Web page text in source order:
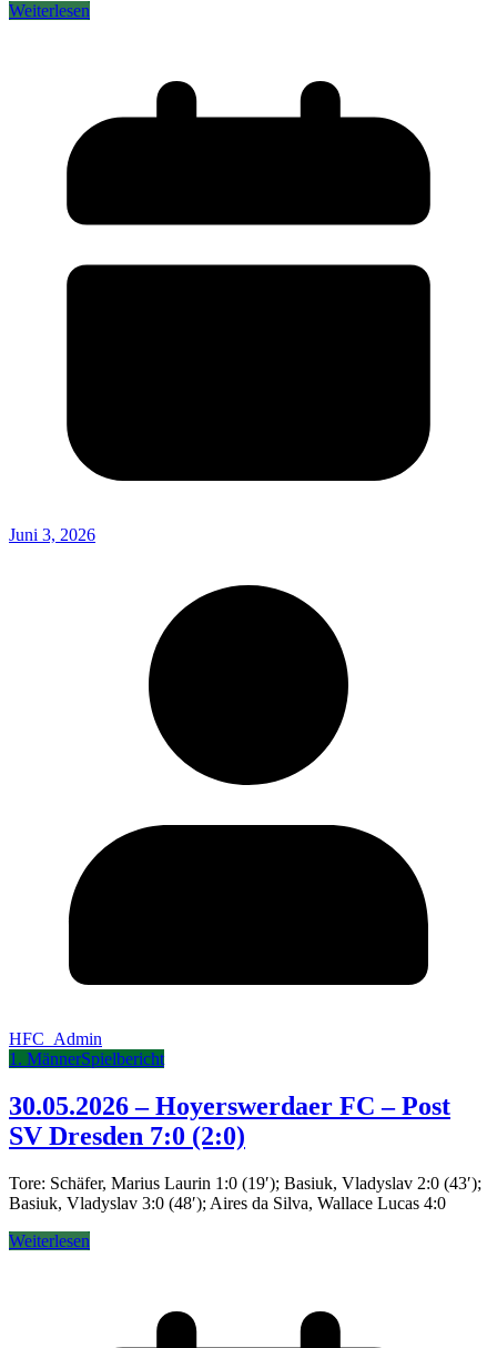
Weiterlesen
Juni 3, 2026
HFC_Admin
1. MännerSpielbericht
30.05.2026 – Hoyerswerdaer FC – Post
SV Dresden 7:0 (2:0)
Tore: Schäfer, Marius Laurin 1:0 (19′); Basiuk, Vladyslav 2:0 (43′);
Basiuk, Vladyslav 3:0 (48′); Aires da Silva, Wallace Lucas 4:0
Weiterlesen